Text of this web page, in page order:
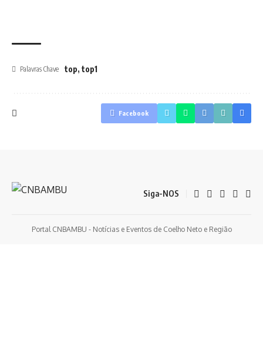
Palavras Chave top, top1
Facebook
Siga-NOS
Portal CNBAMBU - Notícias e Eventos de Coelho Neto e Região